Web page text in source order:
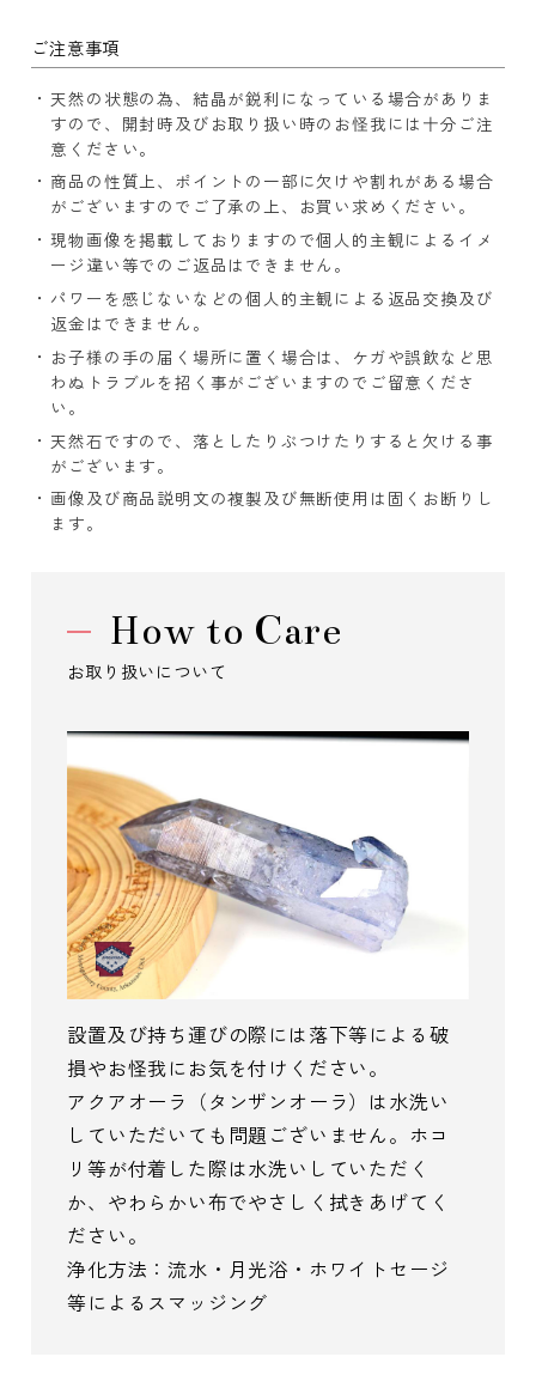
ご注意事項
天然の状態の為、結晶が鋭利になっている場合がありま
すので、開封時及びお取り扱い時のお怪我には十分ご注
意ください。
商品の性質上、ポイントの一部に欠けや割れがある場合
がございますのでご了承の上、お買い求めください。
現物画像を掲載しておりますので個人的主観によるイメ
ージ違い等でのご返品はできません。
パワーを感じないなどの個人的主観による返品交換及び
返金はできません。
お子様の手の届く場所に置く場合は、ケガや誤飲など思
わぬトラブルを招く事がございますのでご留意くださ
い。
天然石ですので、落としたりぶつけたりすると欠ける事
がございます。
画像及び商品説明文の複製及び無断使用は固くお断りし
ます。
How to Care
お取り扱いについて
設置及び持ち運びの際には落下等による破
損やお怪我にお気を付けください。
アクアオーラ（タンザンオーラ）は水洗い
していただいても問題ございません。ホコ
リ等が付着した際は水洗いしていただく
か、やわらかい布でやさしく拭きあげてく
ださい。
浄化方法：流水・月光浴・ホワイトセージ
等によるスマッジング